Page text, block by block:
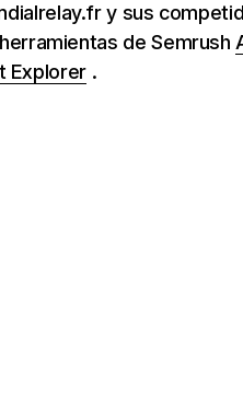
y sus
de Semrush
Explorer.